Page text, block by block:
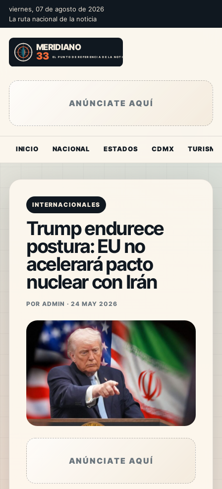
viernes, 07 de agosto de 2026
La ruta nacional de la noticia
ANÚNCIATE AQUÍ
INICIO NACIONAL ESTADOS CDMX TURISMO
INTERNACIONALES
Trump endurece
postura: EU no
acelerará pacto
nuclear con Irán
POR ADMIN · 24 MAY 2026
ANÚNCIATE AQUÍ